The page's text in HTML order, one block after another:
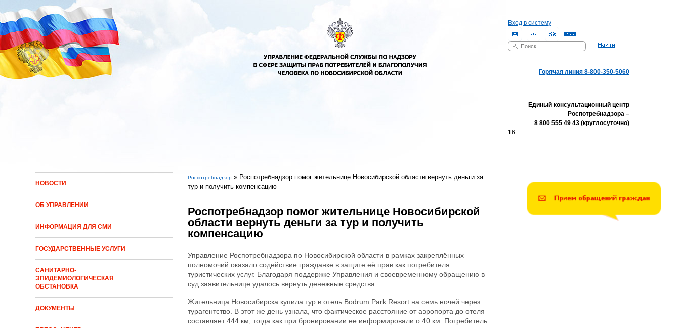
Перейти к основному содержанию
Вход в систему
Форма поиска
Поиск
Горячая линия 8-800-350-5060
Единый консультационный центр
Роспотребнадзора –
8 800 555 49 43 (круглосуточно)
16+
НОВОСТИ
ОБ УПРАВЛЕНИИ
ИНФОРМАЦИЯ ДЛЯ СМИ
ГОСУДАРСТВЕННЫЕ УСЛУГИ
САНИТАРНО-
ЭПИДЕМИОЛОГИЧЕСКАЯ
ОБСТАНОВКА
ДОКУМЕНТЫ
Вы здесь
Роспотребнадзор » Роспотребнадзор помог жительнице Новосибирской области вернуть деньги за
тур и получить компенсацию
Роспотребнадзор помог жительнице Новосибирской
области вернуть деньги за тур и получить
компенсацию
Управление Роспотребнадзора по Новосибирской области в рамках закреплённых
полномочий оказало содействие гражданке в защите её прав как потребителя
туристических услуг. Благодаря поддержке Управления и своевременному обращению в
суд заявительнице удалось вернуть денежные средства.
Жительница Новосибирска купила тур в отель Bodrum Park Resort на семь ночей через
турагентство. В этот же день узнала, что фактическое расстояние от аэропорта до отеля
составляет 444 км, тогда как при бронировании ее информировали о 40 км. Потребитель